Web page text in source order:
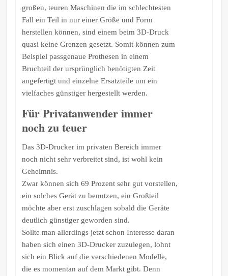
großen, teuren Maschinen die im schlechtesten
Fall ein Teil in nur einer Größe und Form
herstellen können, sind einem beim 3D-Druck
quasi keine Grenzen gesetzt. Somit können zum
Beispiel passgenaue Prothesen in einem
Bruchteil der ursprünglich benötigten Zeit
angefertigt und einzelne Ersatzteile um ein
vielfaches günstiger hergestellt werden.
Für Privatanwender immer
noch zu teuer
Das 3D-Drucker im privaten Bereich immer
noch nicht sehr verbreitet sind, ist wohl kein
Geheimnis.
Zwar können sich 69 Prozent sehr gut vorstellen,
ein solches Gerät zu benutzen, ein Großteil
möchte aber erst zuschlagen sobald die Geräte
deutlich günstiger geworden sind.
Sollte man allerdings jetzt schon Interesse daran
haben sich einen 3D-Drucker zuzulegen, lohnt
sich ein Blick auf die verschiedenen Modelle,
die es momentan auf dem Markt gibt. Denn